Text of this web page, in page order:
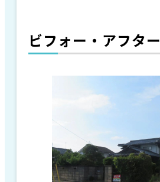
ビフォー・アフター